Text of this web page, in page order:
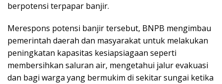
berpotensi terpapar banjir.
Merespons potensi banjir tersebut, BNPB mengimbau
pemerintah daerah dan masyarakat untuk melakukan
peningkatan kapasitas kesiapsiagaan seperti
membersihkan saluran air, mengetahui jalur evakuasi
dan bagi warga yang bermukim di sekitar sungai ketika